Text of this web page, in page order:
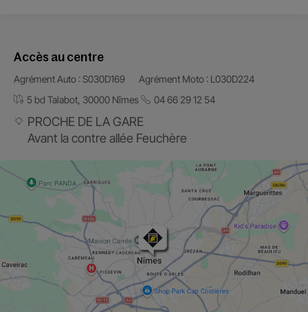
Accès au centre
Agrément Auto : S030D169
Agrément Moto : L030D224
5 bd Talabot, 30000 Nîmes
04 66 29 12 54
PROCHE DE LA GARE
Avant la contre allée Feuchère